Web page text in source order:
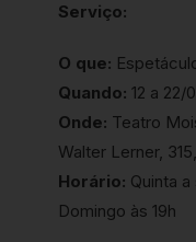
Serviço:
O que:
Quando: 12 a 22/
Onde: Teatro
Walter Lerner,
Horário: Quinta a
Domingo às 19h